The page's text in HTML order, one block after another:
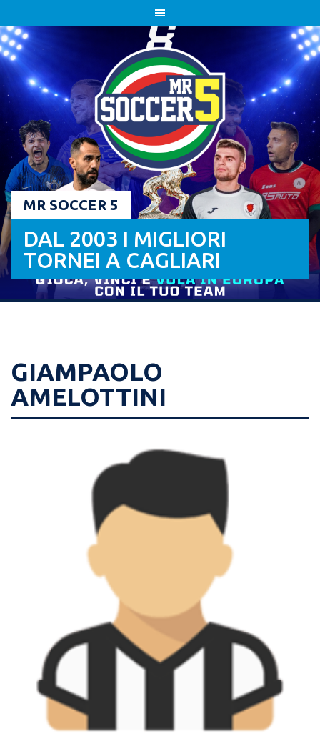
to
content
MR SOCCER 5
DAL 2003 I MIGLIORI
TORNEI A CAGLIARI
GIAMPAOLO
AMELOTTINI